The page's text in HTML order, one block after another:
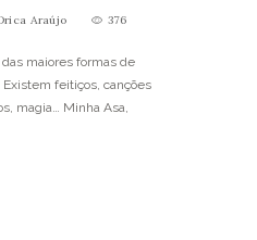
Araújo 376
maiores formas de
Existem feitiços, canções
magia… Minha Asa,